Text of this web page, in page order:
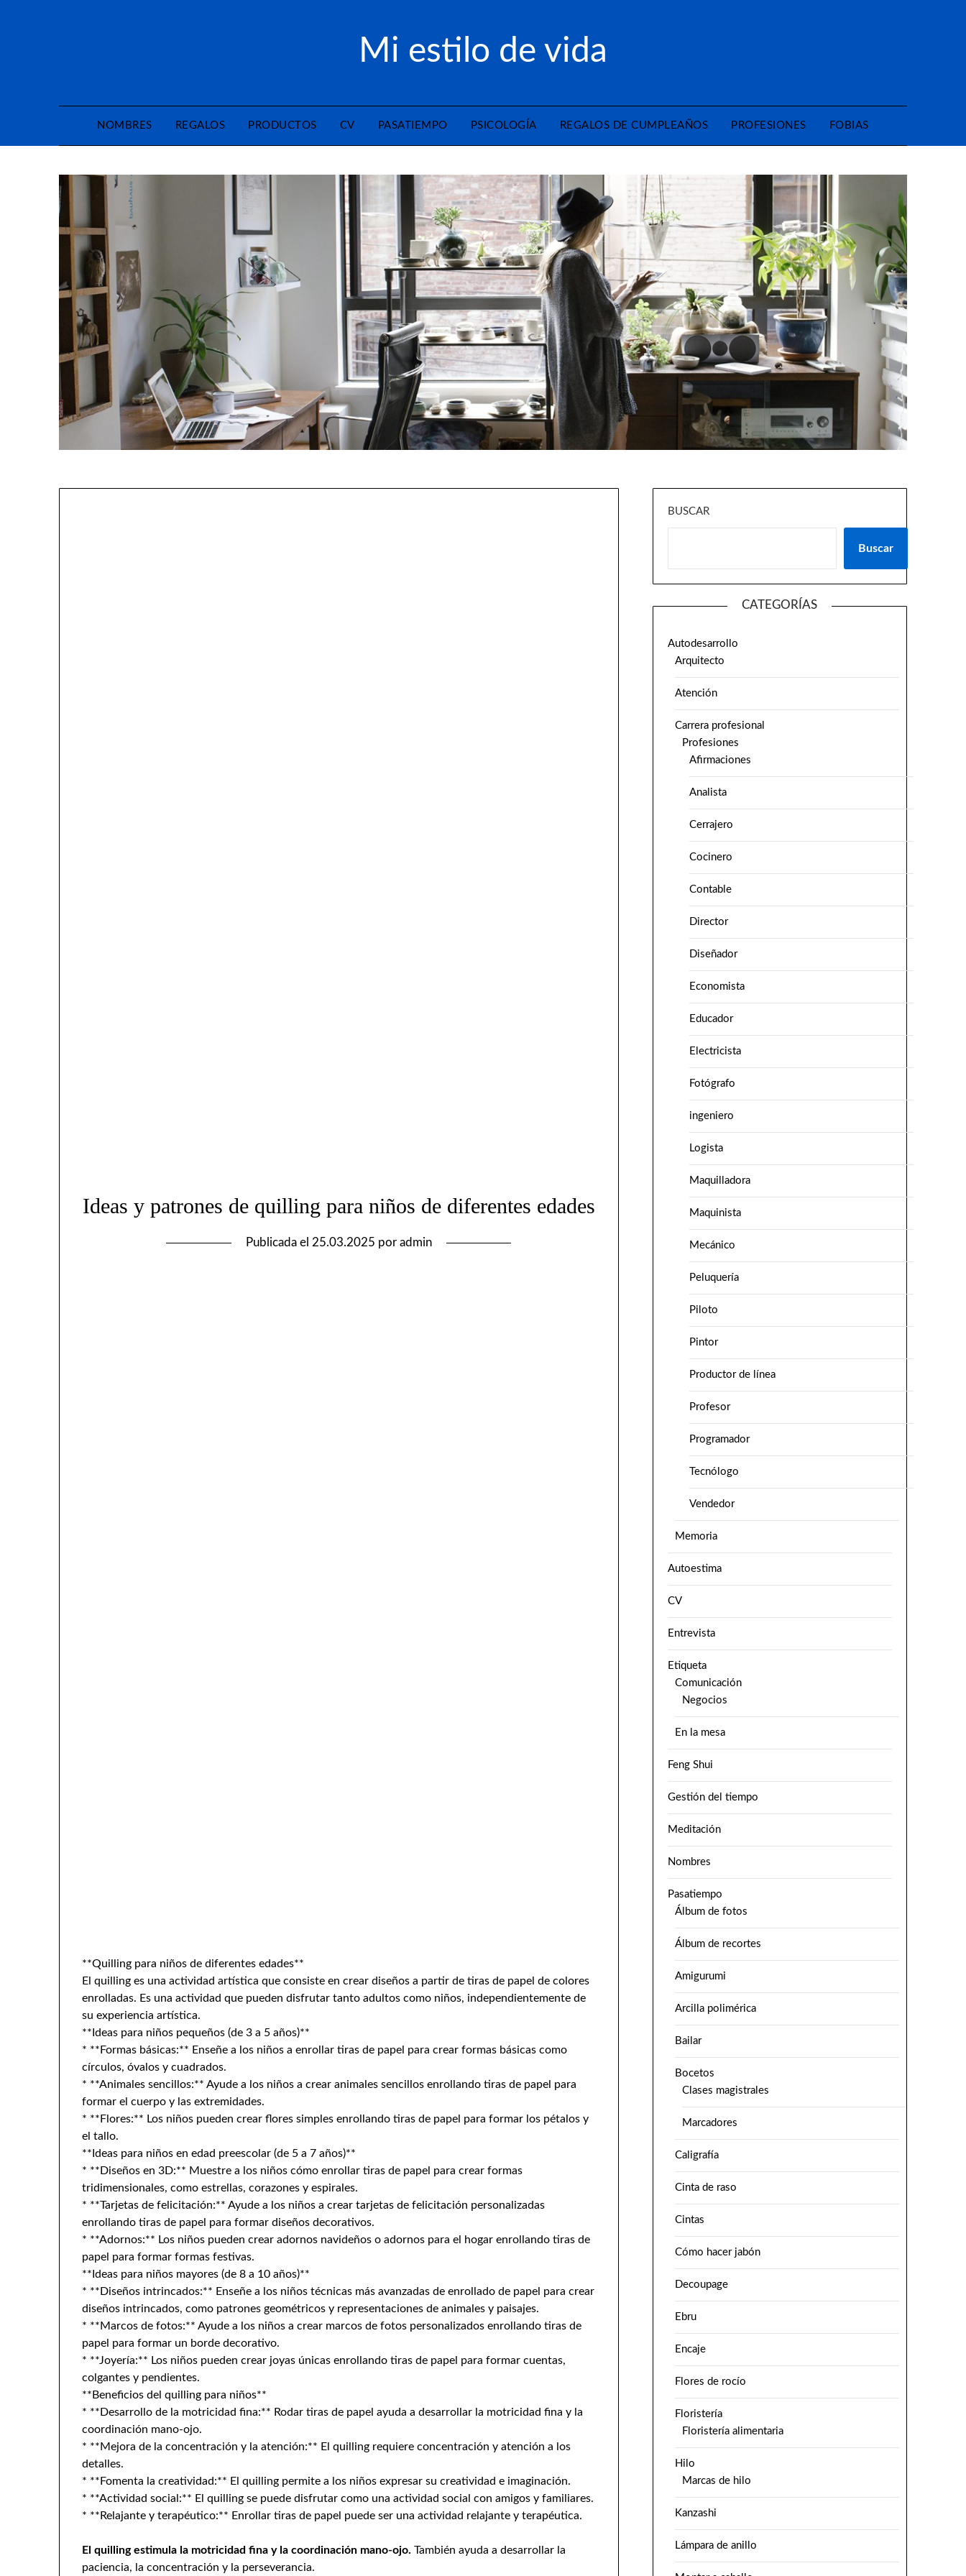
Mi estilo de vida
NOMBRES REGALOS PRODUCTOS CV PASATIEMPO PSICOLOGÍA REGALOS DE CUMPLEAÑOS PROFESIONES FOBIAS
Ideas y patrones de quilling para niños de diferentes edades
Publicada el 25.03.2025 por admin
**Quilling para niños de diferentes edades**
El quilling es una actividad artística que consiste en crear diseños a partir de tiras de papel de colores
enrolladas. Es una actividad que pueden disfrutar tanto adultos como niños, independientemente de
su experiencia artística.
**Ideas para niños pequeños (de 3 a 5 años)**
* **Formas básicas:** Enseñe a los niños a enrollar tiras de papel para crear formas básicas como
círculos, óvalos y cuadrados.
* **Animales sencillos:** Ayude a los niños a crear animales sencillos enrollando tiras de papel para
formar el cuerpo y las extremidades.
* **Flores:** Los niños pueden crear flores simples enrollando tiras de papel para formar los pétalos y
el tallo.
**Ideas para niños en edad preescolar (de 5 a 7 años)**
* **Diseños en 3D:** Muestre a los niños cómo enrollar tiras de papel para crear formas
tridimensionales, como estrellas, corazones y espirales.
* **Tarjetas de felicitación:** Ayude a los niños a crear tarjetas de felicitación personalizadas
enrollando tiras de papel para formar diseños decorativos.
* **Adornos:** Los niños pueden crear adornos navideños o adornos para el hogar enrollando tiras de
papel para formar formas festivas.
**Ideas para niños mayores (de 8 a 10 años)**
* **Diseños intrincados:** Enseñe a los niños técnicas más avanzadas de enrollado de papel para crear
diseños intrincados, como patrones geométricos y representaciones de animales y paisajes.
* **Marcos de fotos:** Ayude a los niños a crear marcos de fotos personalizados enrollando tiras de
papel para formar un borde decorativo.
* **Joyería:** Los niños pueden crear joyas únicas enrollando tiras de papel para formar cuentas,
colgantes y pendientes.
**Beneficios del quilling para niños**
* **Desarrollo de la motricidad fina:** Rodar tiras de papel ayuda a desarrollar la motricidad fina y la
coordinación mano-ojo.
* **Mejora de la concentración y la atención:** El quilling requiere concentración y atención a los
detalles.
* **Fomenta la creatividad:** El quilling permite a los niños expresar su creatividad e imaginación.
* **Actividad social:** El quilling se puede disfrutar como una actividad social con amigos y familiares.
* **Relajante y terapéutico:** Enrollar tiras de papel puede ser una actividad relajante y terapéutica.
El quilling estimula la motricidad fina y la coordinación mano-ojo. También ayuda a desarrollar la
paciencia, la concentración y la perseverancia.
BUSCAR
Buscar
CATEGORÍAS
Autodesarrollo
Arquitecto
Atención
Carrera profesional
Profesiones
Afirmaciones
Analista
Cerrajero
Cocinero
Contable
Director
Diseñador
Economista
Educador
Electricista
Fotógrafo
ingeniero
Logista
Maquilladora
Maquinista
Mecánico
Peluquería
Piloto
Pintor
Productor de línea
Profesor
Programador
Tecnólogo
Vendedor
Memoria
Autoestima
CV
Entrevista
Etiqueta
Comunicación
Negocios
En la mesa
Feng Shui
Gestión del tiempo
Meditación
Nombres
Pasatiempo
Álbum de fotos
Álbum de recortes
Amigurumi
Arcilla polimérica
Bailar
Bocetos
Clases magistrales
Marcadores
Caligrafía
Cinta de raso
Cintas
Cómo hacer jabón
Decoupage
Ebru
Encaje
Flores de rocío
Floristería
Floristería alimentaria
Hilo
Marcas de hilo
Kanzashi
Lámpara de anillo